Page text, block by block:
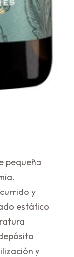
pequeña
y
estático
y